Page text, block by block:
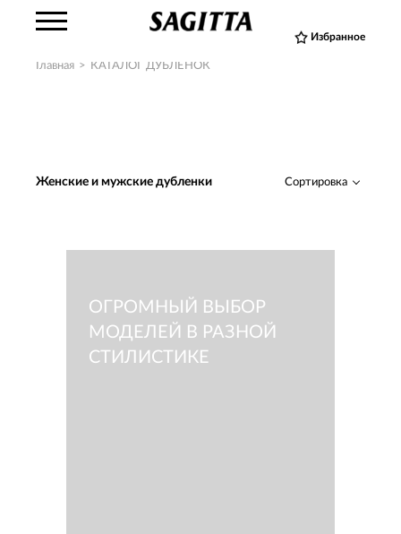
Избранное
Главная > КАТАЛОГ ДУБЛЕНОК
Женские и мужские дубленки Сортировка
ОГРОМНЫЙ ВЫБОР
МОДЕЛЕЙ В РАЗНОЙ
СТИЛИСТИКЕ